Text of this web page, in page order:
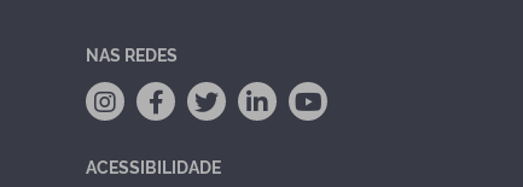
NAS REDES
ACESSIBILIDADE